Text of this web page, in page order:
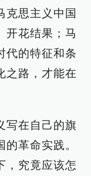
克思主义中国
开花结果；马
代的特征和条
之路，才能在
写在自己的旗
革命实践。
，究竟应该怎